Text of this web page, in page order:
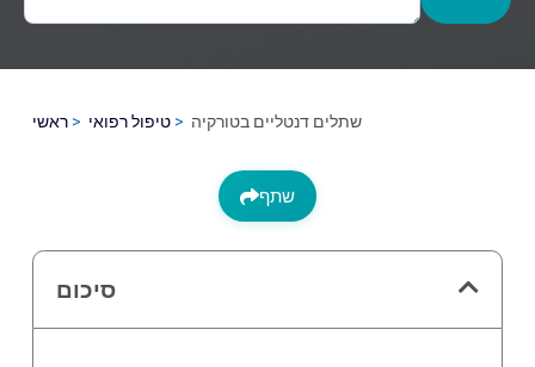
ראשי טיפול רפואי שתלים דנטליים בטורקיה
שתף
סיכום